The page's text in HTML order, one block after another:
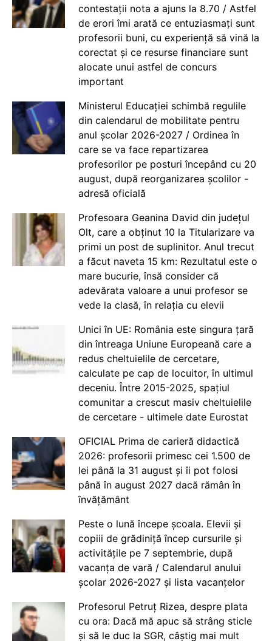
contestații nota a ajuns la 8.70 / Astfel
de erori îmi arată ce entuziasmați sunt
profesorii buni, cu experiență să vină la
corectat și ce resurse financiare sunt
alocate unui astfel de concurs
important
Ministerul Educației schimbă regulile
din calendarul de mobilitate pentru
anul școlar 2026-2027 / Ordinea în
care se va face repartizarea
profesorilor pe posturi începând cu 20
august, după reorganizarea școlilor -
adresă oficială
Profesoara Geanina David din județul
Olt, care a obținut 10 la Titularizare va
primi un post de suplinitor. Anul trecut
a făcut naveta 15 km: Rezultatul este o
mare bucurie, însă consider că
adevărata valoare a unui profesor se
vede la clasă, în relația cu elevii
Unici în UE: România este singura țară
din întreaga Uniune Europeană care a
redus cheltuielile de cercetare,
calculate pe cap de locuitor, în ultimul
deceniu. Între 2015-2025, spațiul
comunitar a crescut masiv cheltuielile
de cercetare - ultimele date Eurostat
OFICIAL Prima de carieră didactică
2026: profesorii primesc cei 1.500 de
lei până la 31 august și îi pot folosi
până în august 2027 dacă rămân în
învățământ
Peste o lună începe școala. Elevii și
copiii de grădiniță încep cursurile și
activitățile pe 7 septembrie, după
vacanța de vară / Calendarul anului
școlar 2026-2027 și lista vacanțelor
Profesorul Petruț Rizea, despre plata
cu ora: Dacă mă apuc să strâng sticle
și să le duc la SGR, câștig mai mult